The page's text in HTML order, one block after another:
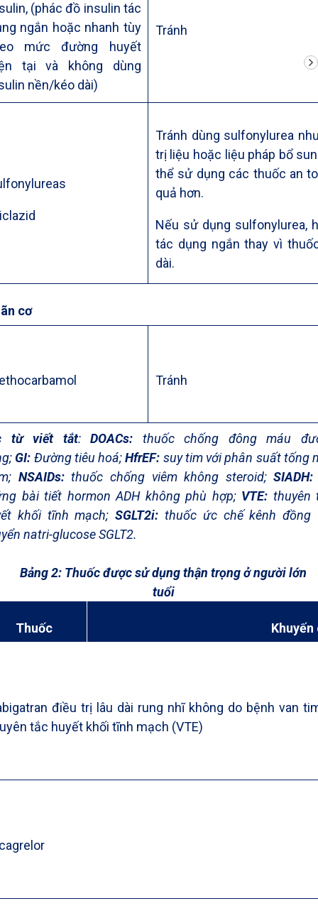
(phác đồ insulin tác
ngắn hoặc nhanh tùy
mức đường huyết
tại và không dùng
nền/kéo dài)
Tránh
Tránh dùng sulfonylurea
trị liệu hoặc liệu pháp bổ
thể sử dụng các thuốc an
quả hơn.
Nếu sử dụng sulfonylurea,
tác dụng ngắn thay vì
dài.
cơ
Tránh
từ viết tắt:DOACs: thuốc chống đông máu
GI: Đường tiêu hoá;HfrEF: suy tim với phân suất tống
NSAIDs:thuốc chống viêm không steroid;SIADH:
bài tiết hormon ADH không phù hợp; VTE: thuyên
khối tĩnh mạch;SGLT2i: thuốc ức chế kênh đồng
natri-glucose SGLT2.
Bảng2: Thuốc được sử dụng thận trọng ở người lớn
tuổi
Thuốc Khuyến
điều trị lâu dài rung nhĩ không do bệnh van
tắc huyết khối tĩnh mạch (VTE)